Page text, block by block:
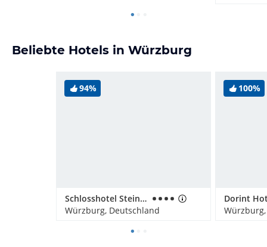
Beliebte Hotels in Würzburg
94%
Schlosshotel Steinburg
Würzburg, Deutschland
100%